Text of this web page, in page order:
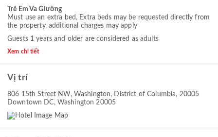
Trẻ Em Va Giường
Must use an extra bed, Extra beds may be requested directly from
the property, additional charges may apply
Guests 1 years and older are considered as adults
Xem chi tiết
Vị trí
806 15th Street NW, Washington, District of Columbia, 20005
Downtown DC, Washington 20005